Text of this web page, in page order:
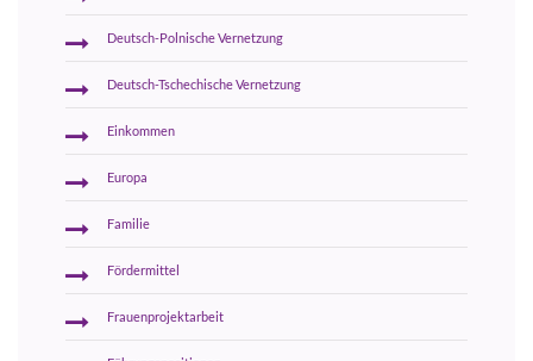
Deutsch-Polnische Vernetzung
Deutsch-Tschechische Vernetzung
Einkommen
Europa
Familie
Fördermittel
Frauenprojektarbeit